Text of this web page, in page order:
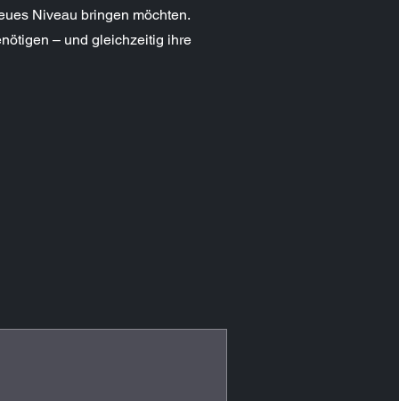
Niveau bringen möchten.
– und gleichzeitig ihre